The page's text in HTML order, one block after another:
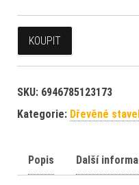
KOUPIT
SKU: 6946785123173
Kategorie: Dřevěné
Popis Další